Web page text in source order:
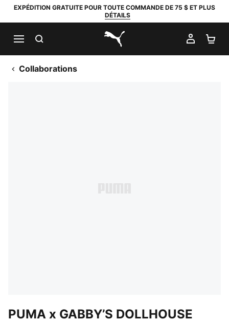
EXPÉDITION GRATUITE POUR TOUTE COMMANDE DE 75 $ ET PLUS
DÉTAILS
PUMA.com
MON
Collaborations
PUMA x GABBY’S DOLLHOUSE